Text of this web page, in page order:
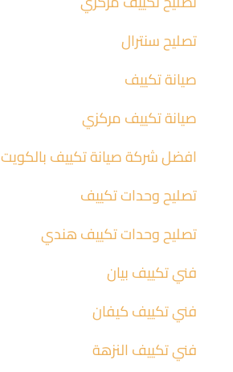
تصليح سنترال
صيانة تكييف
صيانة تكييف مركزي
افضل شركة صيانة تكييف بالكويت
تصليح وحدات تكييف
تصليح وحدات تكييف هندي
فني تكييف بيان
فني تكييف كيفان
فني تكييف النزهة